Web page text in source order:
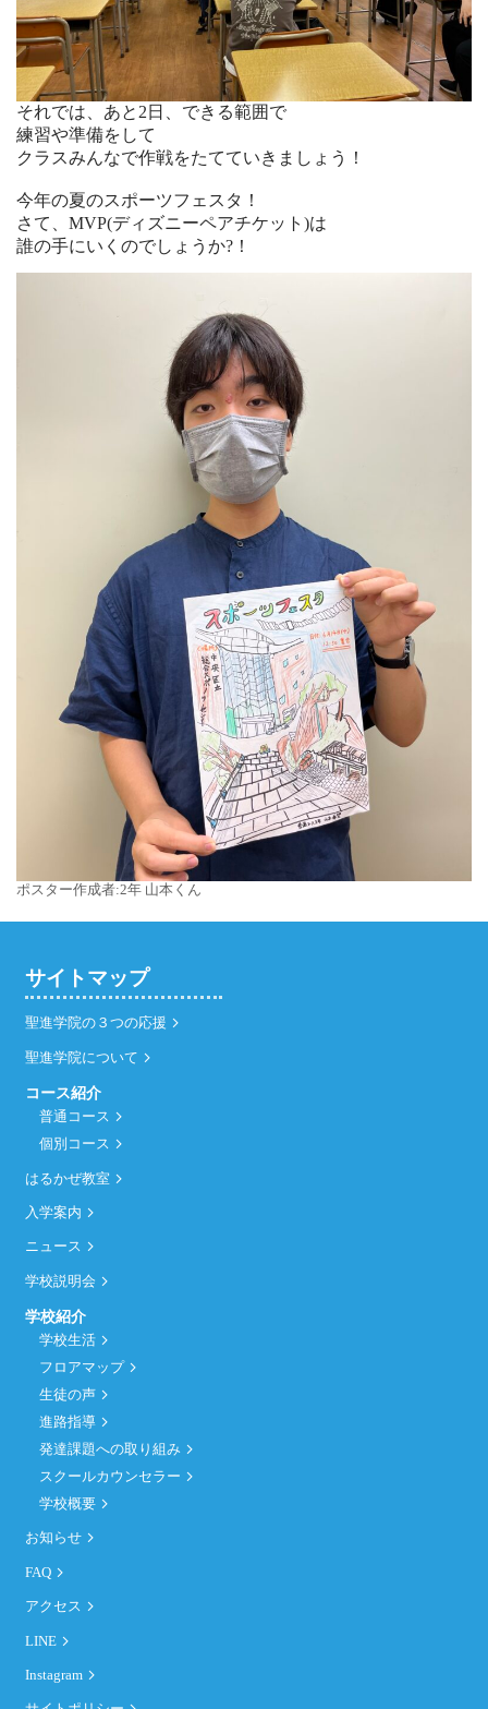
それでは、あと2日、できる範囲で
練習や準備をして
クラスみんなで作戦をたてていきましょう！
今年の夏のスポーツフェスタ！
さて、MVP(ディズニーペアチケット)は
誰の手にいくのでしょうか?！
ポスター作成者:2年 山本くん
サイトマップ
聖進学院の３つの応援
聖進学院について
コース紹介
普通コース
個別コース
はるかぜ教室
入学案内
ニュース
学校説明会
学校紹介
学校生活
フロアマップ
生徒の声
進路指導
発達課題への取り組み
スクールカウンセラー
学校概要
お知らせ
FAQ
アクセス
LINE
Instagram